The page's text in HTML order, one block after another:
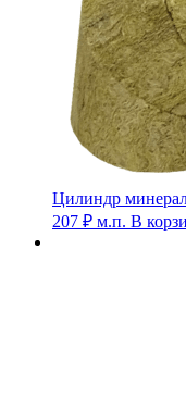
Цилиндр
207 ₽ м.п. В